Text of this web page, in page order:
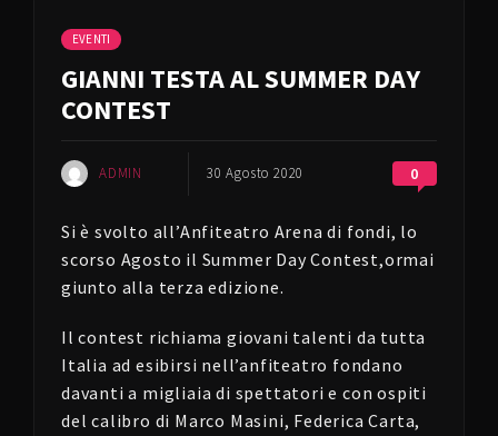
EVENTI
GIANNI TESTA AL SUMMER DAY
CONTEST
ADMIN 30 Agosto 2020 0
Si è svolto all’Anfiteatro Arena di fondi, lo
scorso Agosto il Summer Day Contest,ormai
giunto alla terza edizione.
Il contest richiama giovani talenti da tutta
Italia ad esibirsi nell’anfiteatro fondano
davanti a migliaia di spettatori e con ospiti
del calibro di Marco Masini, Federica Carta,